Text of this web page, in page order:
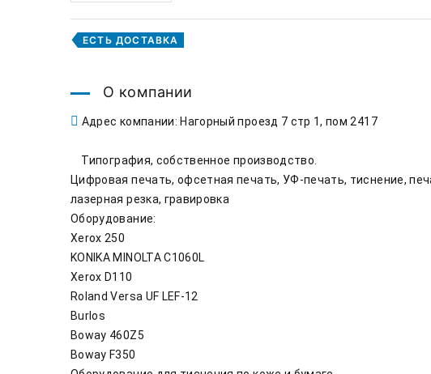
ЕСТЬ ДОСТАВКА
О компании
Адрес компании: Нагорный проезд 7 стр 1, пом 2417
Цифровая печать, офсетная печать, УФ-печать, тиснение,
лазерная резка, гравировка
Оборудование:
Xerox 250
KONIKA MINOLTA C1060L
Xerox D110
Roland Versa UF LEF-12
Burlos
Boway 460Z5
Boway F350